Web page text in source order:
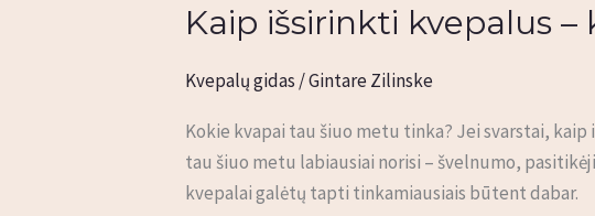
Kaip išsirinkti kvepalus
Kvepalų gidas /Gintare Zilinske
Kokie kvapai tau šiuo metu tinka? Jei svarstai,
tau šiuo metu labiausiai norisi – švelnumo,
kvepalai galėtų tapti tinkamiausiais būtent dabar.
Kaip
išsirinkti
kvepalus
kurie
tau
tinka